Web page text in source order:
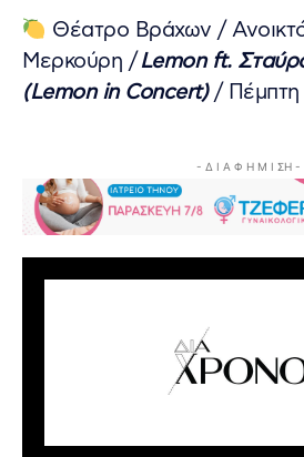
Θέατρο Βράχων /
Μερκούρη /Lemon ft.
(Lemon in Concert)/ Πέμπτη
- Δ Ι Α Φ Η Μ Ι ΣΗ -